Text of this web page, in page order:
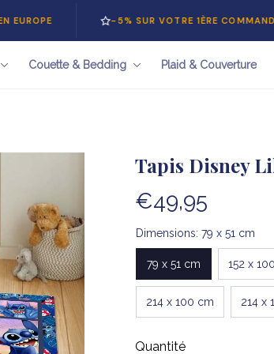
-5% SUR VOTRE 1ÈRE COMMANDE — CODE
Couette & Bedding Plaid & Couverture
Tapis Disney
€49,95
Dimensions: 79 x 51 cm
79 x 51 cm 152 x
214 x 100 cm 214 x
Quantité